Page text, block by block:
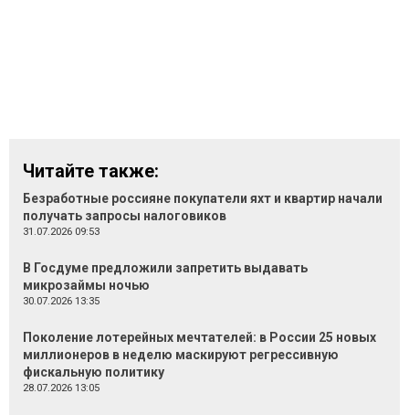
Читайте также:
Безработные россияне покупатели яхт и квартир начали
получать запросы налоговиков
31.07.2026 09:53
В Госдуме предложили запретить выдавать
микрозаймы ночью
30.07.2026 13:35
Поколение лотерейных мечтателей: в России 25 новых
миллионеров в неделю маскируют регрессивную
фискальную политику
28.07.2026 13:05